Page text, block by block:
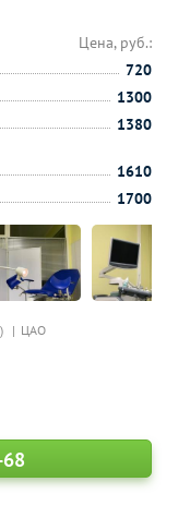
ЦАО
Цена, руб.:
720
1300
1380
1610
1700